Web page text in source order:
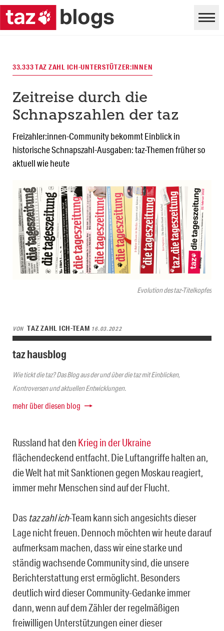
Evolution des taz-Titelkopfes
33.333 TAZ ZAHL ICH-UNTERSTÜTZER:INNEN
Zeitreise durch die
Schnapszahlen der taz
Freizahler:innen-Community bekommt Einblick in
historische Schnapszahl-Ausgaben: taz-Themen früher so
aktuell wie heute
VON TAZ ZAHL ICH-TEAM 16.03.2022
taz hausblog
Wie tickt die taz? Das Blog aus der und über die taz mit Einblicken,
Kontroversen und aktuellen Entwicklungen.
mehr über diesen blog
Russland hat den Krieg in der Ukraine
flächendeckend entfacht. Die Luftangriffe halten an,
die Welt hat mit Sanktionen gegen Moskau reagiert,
immer mehr Menschen sind auf der Flucht.
Das taz zahl ich-Team kann sich angesichts dieser
Lage nicht freuen. Dennoch möchten wir heute darauf
aufmerksam machen, dass wir eine starke und
ständig wachsende Community sind, die unsere
Berichterstattung erst ermöglicht. Besonders
deutlich wird dieser Community-Gedanke immer
dann, wenn auf dem Zähler der regelmäßigen
freiwilligen Unterstützungen einer dieser